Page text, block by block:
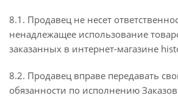
8.1. Продавец не несет
ненадлежащее использование
заказанных в интернет-магазине
8.2. Продавец вправе передавать
обязанности по исполнению